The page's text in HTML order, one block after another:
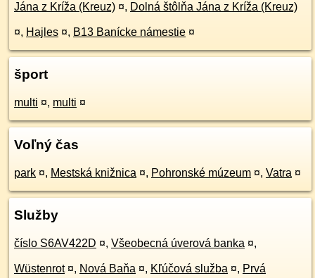
Jána z Kríža (Kreuz) ¤, Dolná štôlňa Jána z Kríža (Kreuz)
¤, Hajles ¤, B13 Banícke námestie ¤
šport
multi ¤, multi ¤
Voľný čas
park ¤, Mestská knižnica ¤, Pohronské múzeum ¤, Vatra ¤
Služby
číslo S6AV422D ¤, Všeobecná úverová banka ¤,
Wüstenrot ¤, Nová Baňa ¤, Kľúčová služba ¤, Prvá